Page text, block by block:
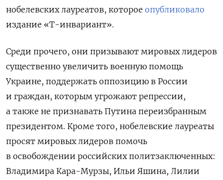
нобелевских лауреатов, которое опубликовало
издание «Т-инвариант».
Среди прочего, они призывают мировых лидеров
существенно увеличить военную помощь
Украине, поддержать оппозицию в России
и граждан, которым угрожают репрессии,
а также не признавать Путина переизбранным
президентом. Кроме того, нобелевские лауреаты
просят мировых лидеров помочь
в освобождении российских политзаключенных:
Владимира Кара-Мурзы, Ильи Яшина, Лилии